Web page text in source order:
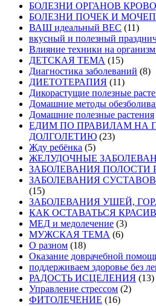
БОЛЕЗНИ ОРГАНОВ
БОЛЕЗНИ ПОЧЕК И
ВАШ идеальный ВЕС (11)
вкусный и полезный
Влияние техники на организм
ДЕТСКАЯ ТЕМА (15)
Диагностика заболеваний (8)
ДИЕТОТЕРАПИЯ (11)
Дикорастущие полезные
Домашние методы
Домашние полезные растения
ЕДИМ ПО ПРАВИЛАМ НА
ДОЛГОЛЕТИЮ (23)
Жду ребёнка (5)
ЖЕЛУДОЧНЫЕ
ЗАБОЛЕВАНИЯ ПОЛОСТИ
ЗАБОЛЕВАНИЯ
(15)
ЗАБОЛЕВАНИЯ УШЕЙ,
КАК ОСТАВАТЬСЯ
МЕД и медолечение (3)
МУЖСКАЯ ТЕМА (6)
О разном (18)
Оказание доврачебной
поддерживаем здоровье без
РАДОСТЬ ИСЦЕЛЕНИЯ (13)
Управление стрессом (2)
ФИТОЛЕЧЕНИЕ (16)